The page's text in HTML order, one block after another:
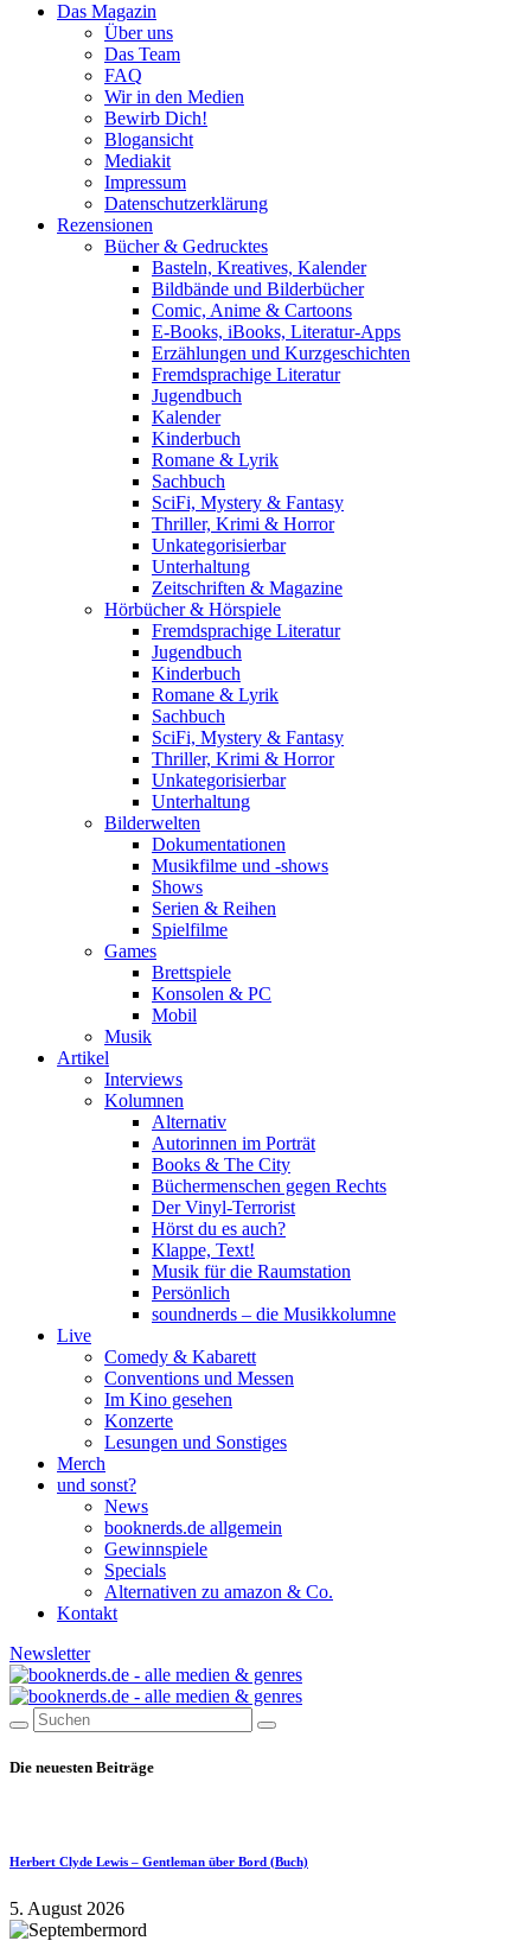
Das Magazin
Über uns
Das Team
FAQ
Wir in den Medien
Bewirb Dich!
Blogansicht
Mediakit
Impressum
Datenschutzerklärung
Rezensionen
Bücher & Gedrucktes
Basteln, Kreatives, Kalender
Bildbände und Bilderbücher
Comic, Anime & Cartoons
E-Books, iBooks, Literatur-Apps
Erzählungen und Kurzgeschichten
Fremdsprachige Literatur
Jugendbuch
Kalender
Kinderbuch
Romane & Lyrik
Sachbuch
SciFi, Mystery & Fantasy
Thriller, Krimi & Horror
Unkategorisierbar
Unterhaltung
Zeitschriften & Magazine
Hörbücher & Hörspiele
Fremdsprachige Literatur
Jugendbuch
Kinderbuch
Romane & Lyrik
Sachbuch
SciFi, Mystery & Fantasy
Thriller, Krimi & Horror
Unkategorisierbar
Unterhaltung
Bilderwelten
Dokumentationen
Musikfilme und -shows
Shows
Serien & Reihen
Spielfilme
Games
Brettspiele
Konsolen & PC
Mobil
Musik
Artikel
Interviews
Kolumnen
Alternativ
Autorinnen im Porträt
Books & The City
Büchermenschen gegen Rechts
Der Vinyl-Terrorist
Hörst du es auch?
Klappe, Text!
Musik für die Raumstation
Persönlich
soundnerds – die Musikkolumne
Live
Comedy & Kabarett
Conventions und Messen
Im Kino gesehen
Konzerte
Lesungen und Sonstiges
Merch
und sonst?
News
booknerds.de allgemein
Gewinnspiele
Specials
Alternativen zu amazon & Co.
Kontakt
Newsletter
Die neuesten Beiträge
Herbert Clyde Lewis – Gentleman über Bord (Buch)
5. August 2026